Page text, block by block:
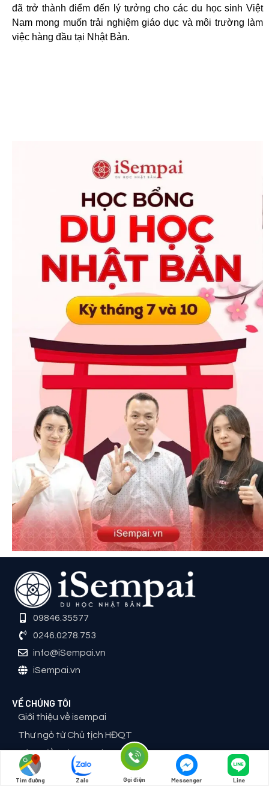
đã trở thành điểm đến lý tưởng cho các du học sinh Việt
Nam mong muốn trải nghiệm giáo dục và môi trường làm
việc hàng đầu tại Nhật Bản.
09846.35577
0246.0278.753
info@iSempai.vn
iSempai.vn
VỀ CHÚNG TÔI
Giới thiệu về isempai
Thư ngỏ từ Chủ tịch HĐQT
Cộng đồng iSempai
Học bổng iSempai
Tìm đường Zalo Gọi điện Messenger Line